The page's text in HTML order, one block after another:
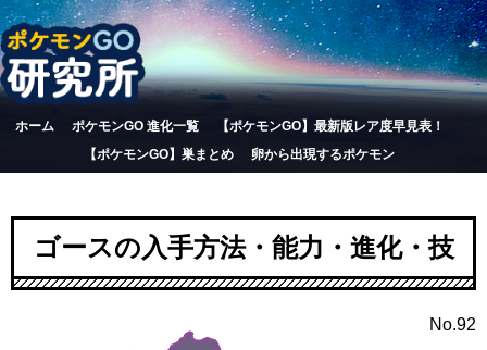
ホーム ポケモンGO 進化一覧
【ポケモンGO】最新版レア度早見表！
【ポケモンGO】巣まとめ
卵から出現するポケモン
ゴースの入手方法・能力・進化・技
No.92